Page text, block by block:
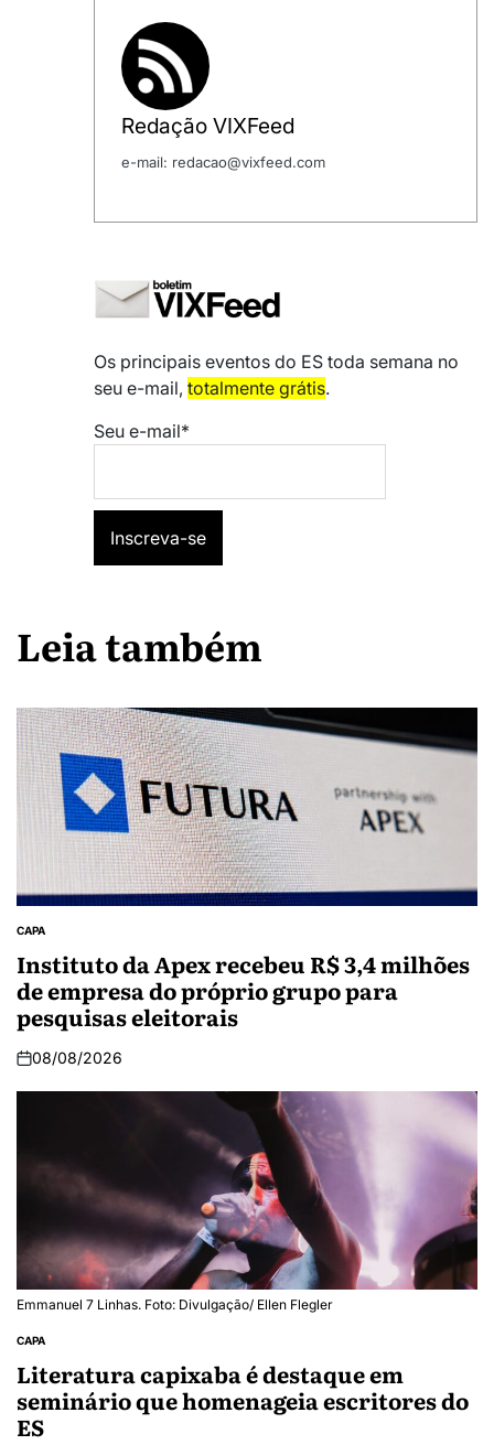
Redação VIXFeed
e-mail: redacao@vixfeed.com
Os principais eventos do ES toda semana no
seu e-mail, totalmente grátis.
Seu e-mail*
Leia também
CAPA
Instituto da Apex recebeu R$ 3,4 milhões
de empresa do próprio grupo para
pesquisas eleitorais
08/08/2026
Emmanuel 7 Linhas. Foto: Divulgação/ Ellen Flegler
CAPA
Literatura capixaba é destaque em
seminário que homenageia escritores do
ES